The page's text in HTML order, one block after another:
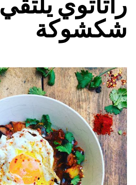
راتاتوي يلتقي
شكشوكة